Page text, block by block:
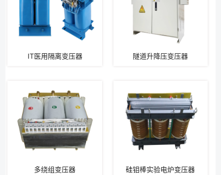
IT医用隔离变压器 隧道升降压变压器
多绕组变压器 硅钼棒实验电炉变压器